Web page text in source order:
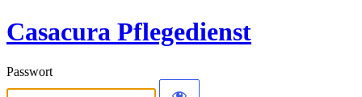
Casacura Pflegedienst
Passwort